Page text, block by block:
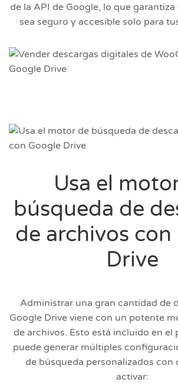
de la API de Google, lo que
sea seguro y accesible solo para
Usa el
búsqueda de
de archivos con
Drive
Administrar una gran cantidad de
Google Drive viene con un potente
de archivos. Esto está incluido en el
puede generar múltiples
de búsqueda personalizados con
activar: